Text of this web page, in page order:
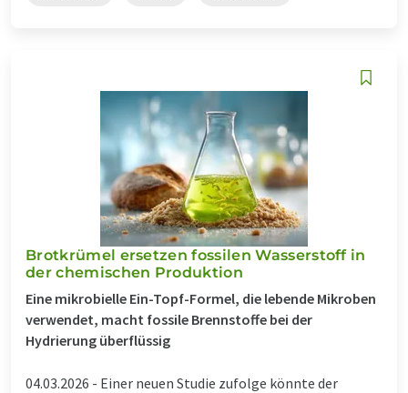
Brotkrümel ersetzen fossilen Wasserstoff in
der chemischen Produktion
Eine mikrobielle Ein-Topf-Formel, die lebende Mikroben
verwendet, macht fossile Brennstoffe bei der
Hydrierung überflüssig
04.03.2026 - Einer neuen Studie zufolge könnte der